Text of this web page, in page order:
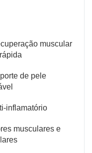
muscular
de pele
inflamatório
musculares e